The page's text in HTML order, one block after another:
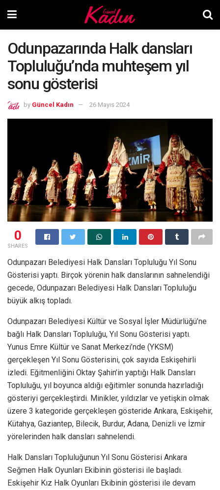
Odunpazarında Halk dansları
Topluluğu’nda muhteşem yıl
sonu gösterisi
by Güncel Kadın 26 Mayıs 2024
0
SHARES
Odunpazarı Belediyesi Halk Dansları Topluluğu Yıl Sonu
Gösterisi yaptı. Birçok yörenin halk danslarının sahnelendiği
gecede, Odunpazarı Belediyesi Halk Dansları Topluluğu
büyük alkış topladı.
Odunpazarı Belediyesi Kültür ve Sosyal İşler Müdürlüğü’ne
bağlı Halk Dansları Topluluğu, Yıl Sonu Gösterisi yaptı.
Yunus Emre Kültür ve Sanat Merkezi’nde (YKSM)
gerçekleşen Yıl Sonu Gösterisini, çok sayıda Eskişehirli
izledi. Eğitmenliğini Oktay Şahin’in yaptığı Halk Dansları
Topluluğu, yıl boyunca aldığı eğitimler sonunda hazırladığı
gösteriyi gerçekleştirdi. Minikler, yıldızlar ve yetişkin olmak
üzere 3 kategoride gerçekleşen gösteride Ankara, Eskişehir,
Kütahya, Gaziantep, Bilecik, Burdur, Adana, Denizli ve İzmir
yörelerinden halk dansları sahnelendi.
Halk Dansları Topluluğunun Yıl Sonu Gösterisi Ankara
Seğmen Halk Oyunları Ekibinin gösterisi ile başladı.
Eskişehir Kız Halk Oyunları Ekibinin gösterisi ile devam